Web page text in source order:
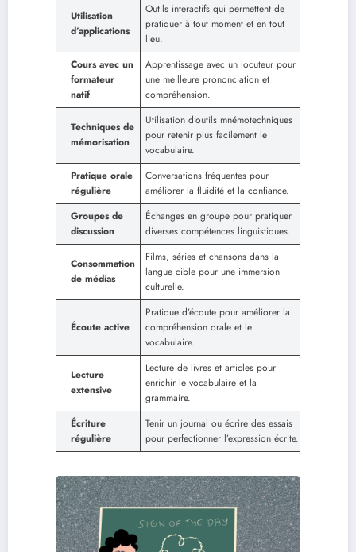
Utilisation
d’applications
Outils interactifs qui permettent de
pratiquer à tout moment et en tout
lieu.
Cours avec un
formateur
natif
Apprentissage avec un locuteur pour
une meilleure prononciation et
compréhension.
Techniques de
mémorisation
Utilisation d’outils mnémotechniques
pour retenir plus facilement le
vocabulaire.
Pratique orale
régulière
Conversations fréquentes pour
améliorer la fluidité et la confiance.
Groupes de
discussion
Échanges en groupe pour pratiquer
diverses compétences linguistiques.
Consommation
de médias
Films, séries et chansons dans la
langue cible pour une immersion
culturelle.
Écoute active
Pratique d’écoute pour améliorer la
compréhension orale et le
vocabulaire.
Lecture
extensive
Lecture de livres et articles pour
enrichir le vocabulaire et la
grammaire.
Écriture
régulière
Tenir un journal ou écrire des essais
pour perfectionner l’expression écrite.